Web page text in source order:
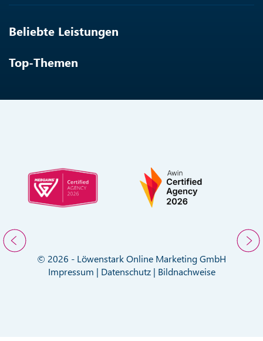
Beliebte Leistungen
Top-Themen
© 2026 - Löwenstark Online Marketing GmbH
Impressum | Datenschutz| Bildnachweise